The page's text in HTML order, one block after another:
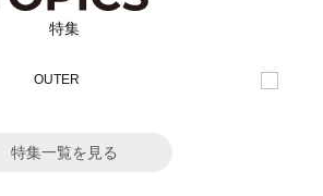
特集
特集一覧を見る